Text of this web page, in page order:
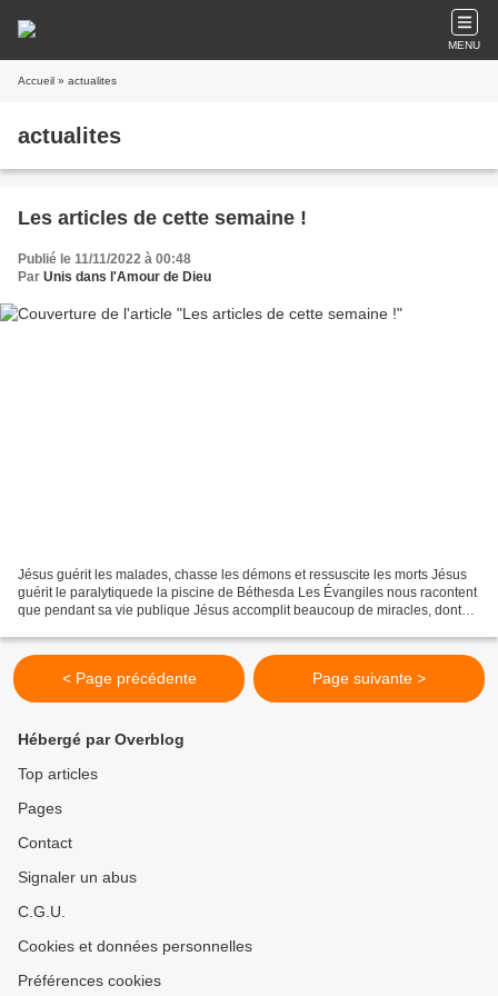
MENU
Accueil » actualites
actualites
Les articles de cette semaine !
Publié le 11/11/2022 à 00:48
Par Unis dans l'Amour de Dieu
Jésus guérit les malades, chasse les démons et ressuscite les morts Jésus
guérit le paralytiquede la piscine de Béthesda Les Évangiles nous racontent
que pendant sa vie publique Jésus accomplit beaucoup de miracles, dont
< Page précédente Page suivante >
Hébergé par Overblog
Top articles
Pages
Contact
Signaler un abus
C.G.U.
Cookies et données personnelles
Préférences cookies